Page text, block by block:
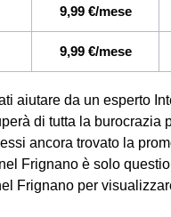
9,99 €/mese
9,99 €/mese
aiutare da un esperto
di tutta la burocrazia
ancora trovato la
Frignano è solo
Frignano per